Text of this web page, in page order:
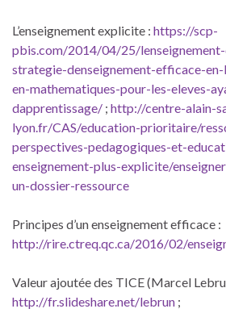
L’enseignement explicite : https://scp-
pbis.com/2014/04/25/
strategie-denseignement-efficace-
en-mathematiques-pour-les-eleves-
dapprentissage/ ; http://centre-alain-
lyon.fr/CAS/education-prioritaire/
perspectives-pedagogiques-et-
enseignement-plus-explicite/
un-dossier-ressource
Principes d’un enseignement efficace :
http://rire.ctreq.qc.ca/2016/02/
Valeur ajoutée des TICE (Marcel
http://fr.slideshare.net/lebrun ;